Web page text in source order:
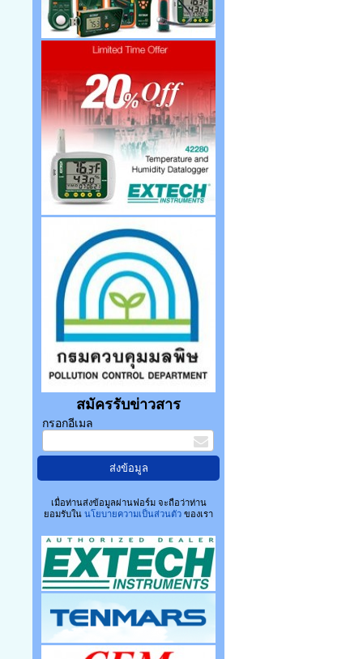
สมัครรับข่าวสาร
กรอกอีเมล
เมื่อท่านส่งข้อมูลผ่านฟอร์ม จะถือว่าท่าน
ยอมรับใน นโยบายความเป็นส่วนตัวของเรา